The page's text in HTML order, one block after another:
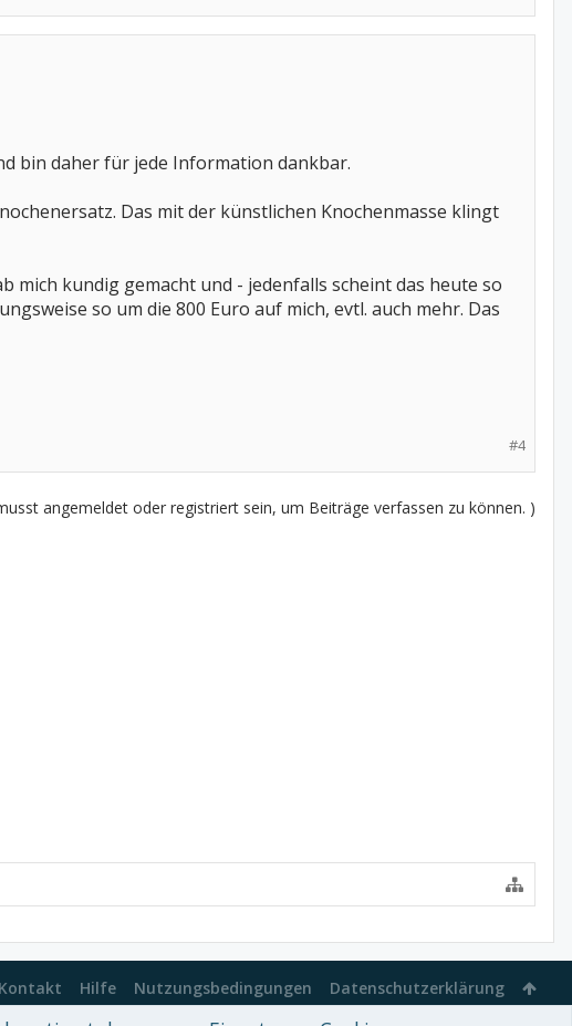
bin daher für jede Information dankbar.
Das mit der künstlichen Knochenmasse klingt
mich kundig gemacht und - jedenfalls scheint das heute so
so um die 800 Euro auf mich, evtl. auch mehr. Das
#4
angemeldet oder registriert sein, um Beiträge verfassen zu können. )
Kontakt Hilfe Nutzungsbedingungen Datenschutzerklärung